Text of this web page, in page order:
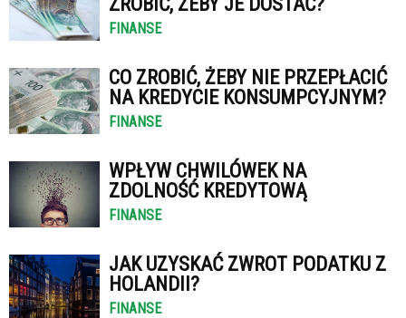
FINANSE
CO ZROBIĆ, ŻEBY NIE PRZEPŁACIĆ
NA KREDYCIE KONSUMPCYJNYM?
FINANSE
WPŁYW CHWILÓWEK NA
ZDOLNOŚĆ KREDYTOWĄ
FINANSE
JAK UZYSKAĆ ZWROT PODATKU Z
HOLANDII?
FINANSE